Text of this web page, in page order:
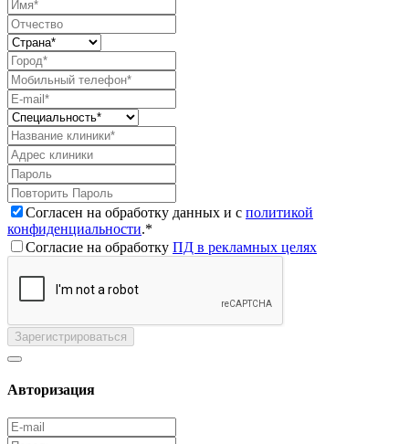
Согласен на обработку данных и с политикой
конфиденциальности.*
Согласие на обработку ПД в рекламных целях
Зарегистрироваться
Авторизация